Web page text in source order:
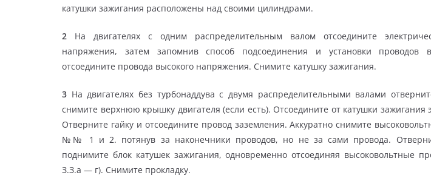
катушки зажигания расположены над своими цилиндрами.
2 На двигателях с одним распределительным валом отсоедините
напряжения, затем запомнив способ подсоединения и установки проводов
отсоедините провода высокого напряжения. Снимите катушку зажигания.
3 На двигателях без турбонаддува с двумя распределительными валами
снимите верхнюю крышку двигателя (если есть). Отсоедините от катушки зажигания
Отверните гайку и отсоедините провод заземления. Аккуратно снимите
№№ 1 и 2. потянув за наконечники проводов, но не за сами провода.
поднимите блок катушек зажигания, одновременно отсоединяя высоковольтные
З.З.а — г). Снимите прокладку.